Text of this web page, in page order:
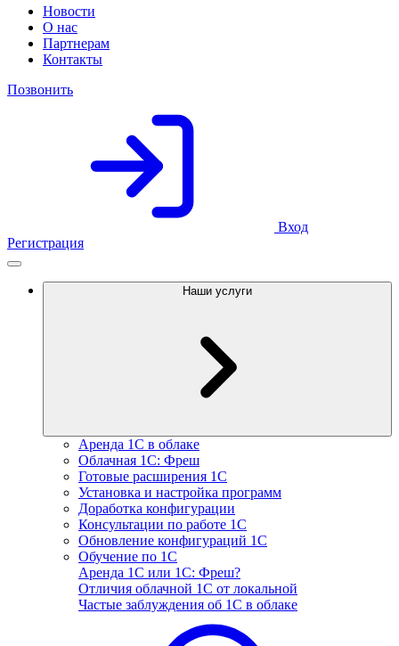
Новости
О нас
Партнерам
Контакты
Позвонить
Вход
Регистрация
Наши услуги
Аренда 1С в облаке
Облачная 1С: Фреш
Готовые расширения 1С
Установка и настройка программ
Доработка конфигурации
Консультации по работе 1С
Обновление конфигураций 1С
Обучение по 1С
Аренда 1С или 1С: Фреш?
Отличия облачной 1С от локальной
Частые заблуждения об 1С в облаке